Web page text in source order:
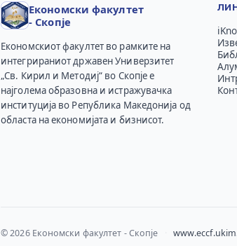
Економски факултет
- Скопје
Економскиот факултет во рамките на
интегрираниот државен Универзитет
„Св. Кирил и Методиј“ во Скопје е
најголема образовна и истражувачка
институција во Република Македонија од
областа на економијата и бизнисот.
© 2026 Економски факултет - Скопје